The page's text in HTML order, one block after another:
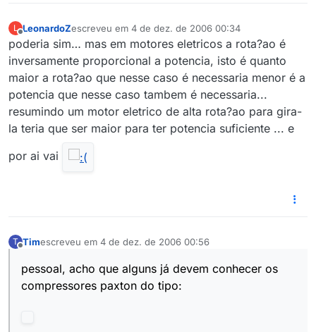
L
Offline
LeonardoZescreveu em 4 de dez. de 2006 00:34
última edição por
poderia sim… mas em motores eletricos a rota?ao é
inversamente proporcional a potencia, isto é quanto
maior a rota?ao que nesse caso é necessaria menor é a
potencia que nesse caso tambem é necessaria...
resumindo um motor eletrico de alta rota?ao para gira-
la teria que ser maior para ter potencia suficiente ... e
por ai vai
T Timescreveu em 4 de dez. de 2006 00:56
última edição por
pessoal, acho que alguns já devem conhecer os
compressores paxton do tipo: